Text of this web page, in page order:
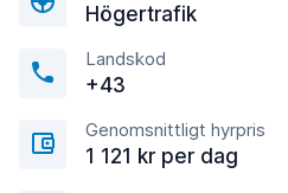
Högertrafik
Landskod
+43
Genomsnittligt hyrpris
1 121 kr per dag